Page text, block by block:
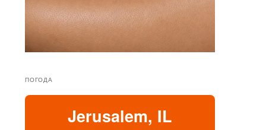
ПОГОДА
Jerusalem, IL